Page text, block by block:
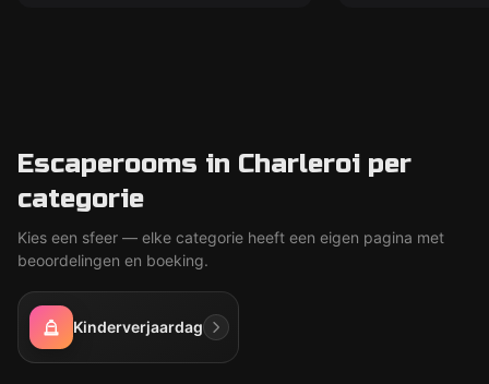
Escaperooms in Charleroi per
categorie
Kies een sfeer — elke categorie heeft een eigen pagina met
beoordelingen en boeking.
Kinderverjaardag